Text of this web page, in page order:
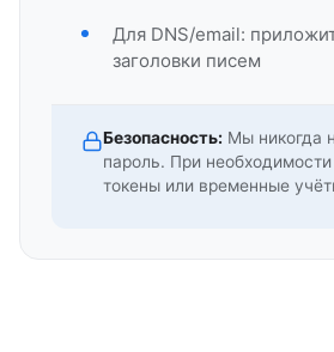
Для DNS/email:
заголовки писем
Безопасность: Мы никогда
пароль. При необходимости
токены или временные